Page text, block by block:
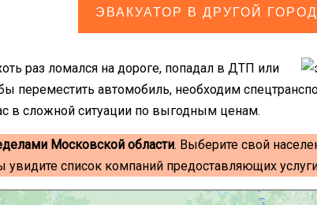
ЭВАКУАТОР В ДРУГОЙ
раз ломался на дороге, попадал в ДТП или
переместить автомобиль, необходим
в сложной ситуации по выгодным ценам.
Московской области. Выберите свой
список компаний предоставляющих